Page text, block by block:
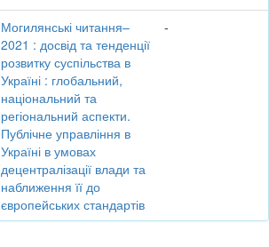
Могилянські читання–
2021 : досвід та тенденції
розвитку суспільства в
Україні : глобальний,
національний та
регіональний аспекти.
Публічне управління в
Україні в умовах
децентралізації влади та
наближення її до
європейських стандартів
-